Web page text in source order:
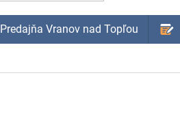
Predajňa Vranov nad Topľou